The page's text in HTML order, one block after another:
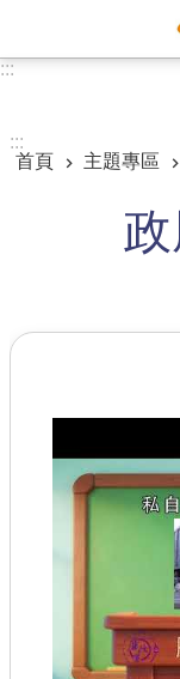
業務資訊
廉政平臺專區
:::
:::
首頁
主題專區